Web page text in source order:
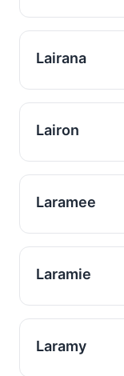
Lairana
Lairon
Laramee
Laramie
Laramy